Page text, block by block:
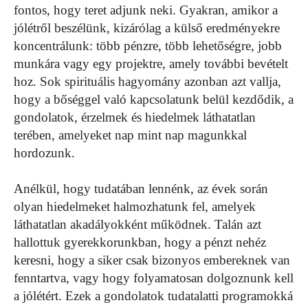
fontos, hogy teret adjunk neki. Gyakran, amikor a
jólétről beszélünk, kizárólag a külső eredményekre
koncentrálunk: több pénzre, több lehetőségre, jobb
munkára vagy egy projektre, amely további bevételt
hoz. Sok spirituális hagyomány azonban azt vallja,
hogy a bőséggel való kapcsolatunk belül kezdődik, a
gondolatok, érzelmek és hiedelmek láthatatlan
terében, amelyeket nap mint nap magunkkal
hordozunk.
Anélkül, hogy tudatában lennénk, az évek során
olyan hiedelmeket halmozhatunk fel, amelyek
láthatatlan akadályokként működnek. Talán azt
hallottuk gyerekkorunkban, hogy a pénzt nehéz
keresni, hogy a siker csak bizonyos embereknek van
fenntartva, vagy hogy folyamatosan dolgoznunk kell
a jólétért. Ezek a gondolatok tudatalatti programokká